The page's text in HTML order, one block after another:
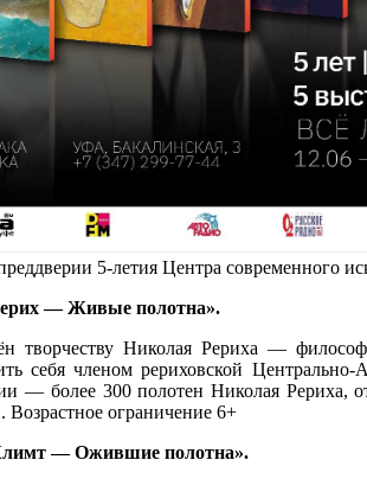
5-летия Центра современного
— Живые полотна».
Николая Рериха —
себя членом рериховской
— более 300 полотен Николая Рериха,
Возрастное ограничение 6+
— Ожившие полотна».